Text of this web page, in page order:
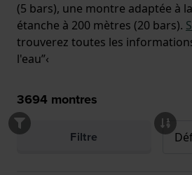
(5 bars), une montre adaptée à
étanche à 200 mètres (20 bars).
trouverez toutes les
l'eau”‹
3694 montres
Filtre